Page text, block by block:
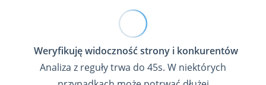
Analiza z reguły trwa do 45s. W niektórych